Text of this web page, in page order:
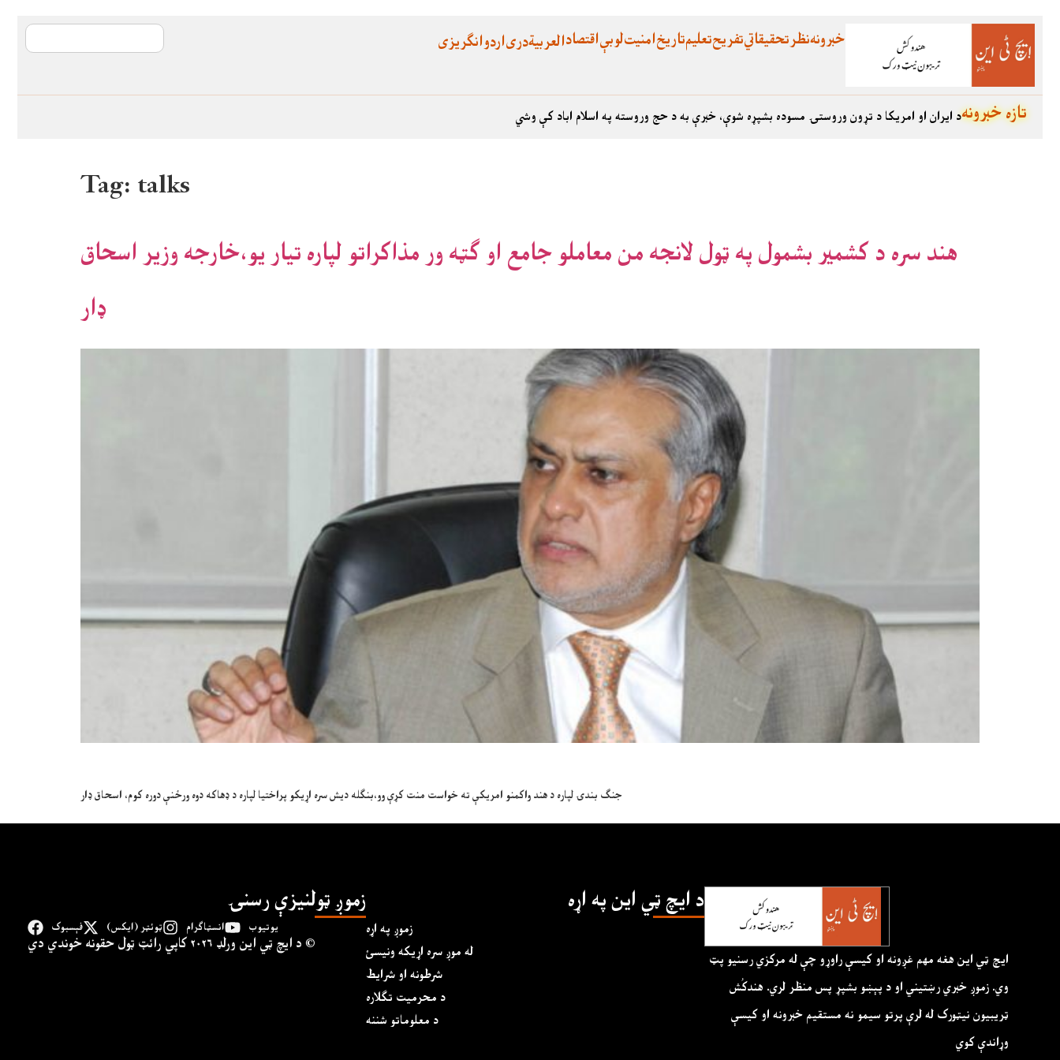
اقتصادلوبېامنیتتاریختعلیمتفریحتحقیقاتينظرخبرونه انگریزیاردودریالعربية
د ایران او امریکا د تړون وروستۍ مسوده بشپړه شوې، خبرې به د حج وروسته په اسلام اباد کې وشيتازه خبرونه
Tag:talks
هند سره د کشمير بشمول په ټول لانجه من معاملو جامع او ګټه ور مذاکراتو لپاره تيار يو،خارجه وزير اسحاق
ډار
جنګ بندۍ لپاره د هند واکمنو امريکې ته خواست منت کړې وو،بنګله ديش سره اړيکو پراختيا لپاره د ډهاکه دوه ورځنې دوره کوم، اسحاق ډار
ايچ ټي اين هغه مهم غږونه او کيسې راوړو چې له مرکزي رسنيو پټ
وي. زموږ خبري رښتيني او د پېښو بشپړ پس منظر لري. هندکُش
ټريبيون نيټورک له لرې پرتو سيمو نه مستقيم خبرونه او کيسې
وړاندې کوي
د ايچ ټي اين په اړه
زموږ په اړه
له موږ سره اړیکه ونیسئ
شرطونه او شرایط
د محرمیت تګلاره
د معلوماتو شننه
زموږ ټولنیزې رسنۍ
فېسبوک ټوئټر (ایکس) انسټاګرام یوتیوب
د ايچ ټي اين وﺭلډ ۲۰۲۶ کاپي ﺭائټ ټول حقونه خوندي دي ©